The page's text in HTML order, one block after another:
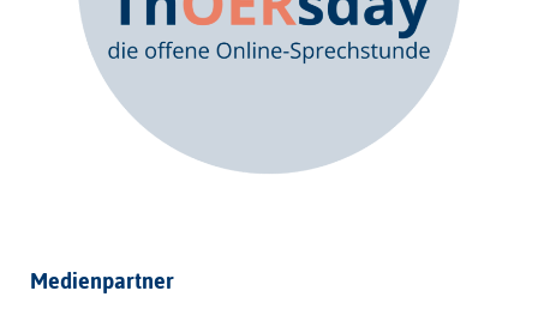
Medienpartner